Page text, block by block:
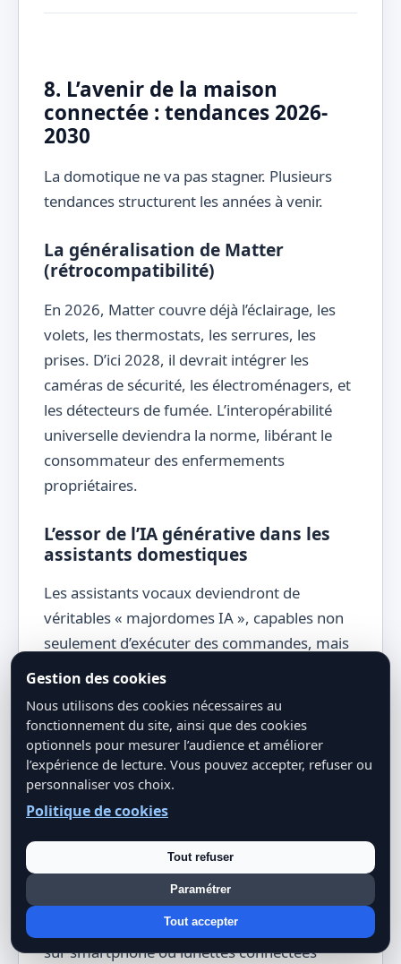
8. L’avenir de la maison
connectée : tendances 2026-
2030
La domotique ne va pas stagner. Plusieurs
tendances structurent les années à venir.
La généralisation de Matter
(rétrocompatibilité)
En 2026, Matter couvre déjà l’éclairage, les
volets, les thermostats, les serrures, les
prises. D’ici 2028, il devrait intégrer les
caméras de sécurité, les électroménagers, et
les détecteurs de fumée. L’interopérabilité
universelle deviendra la norme, libérant le
consommateur des enfermements
propriétaires.
L’essor de l’IA générative dans les
assistants domestiques
Les assistants vocaux deviendront de
véritables « majordomes IA », capables non
seulement d’exécuter des commandes, mais
aussi de converser, de suggérer, d’expliquer.
améliorer l’isolation de ma maison ? » —
l’assistant pourra analyser vos factures
d’énergie, croiser avec des données météo, et
vous proposer des recommandations
personnalisées.
La réalité augmentée pour la
planification et la maintenance
Des applications de réalité augmentée (AR)
sur smartphone ou lunettes connectées
Gestion des cookies
Nous utilisons des cookies nécessaires au
fonctionnement du site, ainsi que des cookies
optionnels pour mesurer l’audience et améliorer
l’expérience de lecture. Vous pouvez accepter, refuser ou
personnaliser vos choix.
Politique de cookies
Tout refuser
Paramétrer
Tout accepter